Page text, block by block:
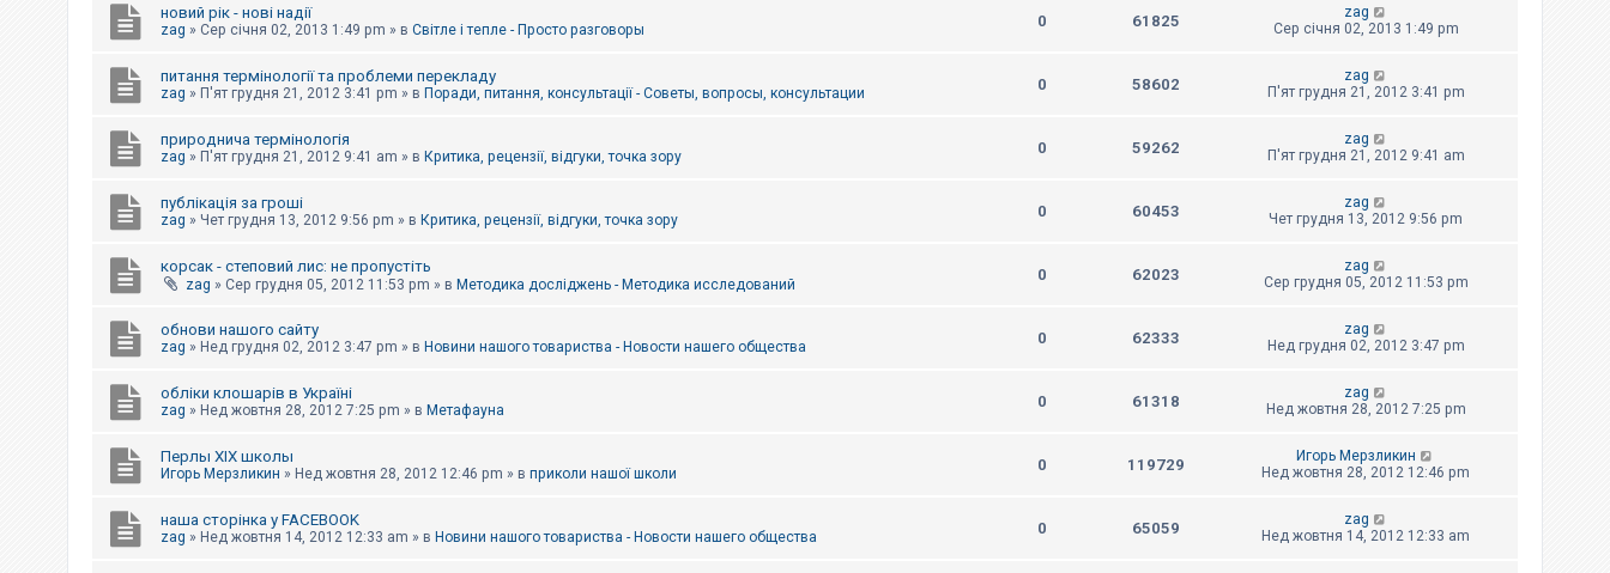
новий рік - нові надії
zag » Сер січня 02, 2013 1:49 pm » в Світле і тепле - Просто разговоры 0 61825
zag
Сер січня 02, 2013 1:49 pm
питання термінології та проблеми перекладу
zag » П'ят грудня 21, 2012 3:41 pm » в Поради, питання, консультації - Советы, вопросы, консультации 0 58602
zag
П'ят грудня 21, 2012 3:41 pm
природнича термінологія
zag » П'ят грудня 21, 2012 9:41 am » в Критика, рецензії, відгуки, точка зору 0 59262
zag
П'ят грудня 21, 2012 9:41 am
публікація за гроші
zag » Чет грудня 13, 2012 9:56 pm » в Критика, рецензії, відгуки, точка зору 0 60453
zag
Чет грудня 13, 2012 9:56 pm
корсак - степовий лис: не пропустіть
zag » Сер грудня 05, 2012 11:53 pm » в Методика досліджень - Методика исследований
0 62023
zag
Сер грудня 05, 2012 11:53 pm
обнови нашого сайту
zag » Нед грудня 02, 2012 3:47 pm » в Новини нашого товариства - Новости нашего общества 0 62333
zag
Нед грудня 02, 2012 3:47 pm
обліки клошарів в Україні
zag » Нед жовтня 28, 2012 7:25 pm » в Метафауна 0 61318
zag
Нед жовтня 28, 2012 7:25 pm
Перлы ХІХ школы
Игорь Мерзликин » Нед жовтня 28, 2012 12:46 pm » в приколи нашої школи 0 119729
Игорь Мерзликин
Нед жовтня 28, 2012 12:46 pm
наша сторінка у FACEBOOK
zag » Нед жовтня 14, 2012 12:33 am » в Новини нашого товариства - Новости нашего общества 0 65059
zag
Нед жовтня 14, 2012 12:33 am